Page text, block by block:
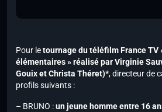
Pour letournage du téléfilm France TV
élémentaires » réalisé par Virginie
Gouix et Christa Théret)*, directeur de
profils suivants :
– BRUNO :un jeune homme entre 16